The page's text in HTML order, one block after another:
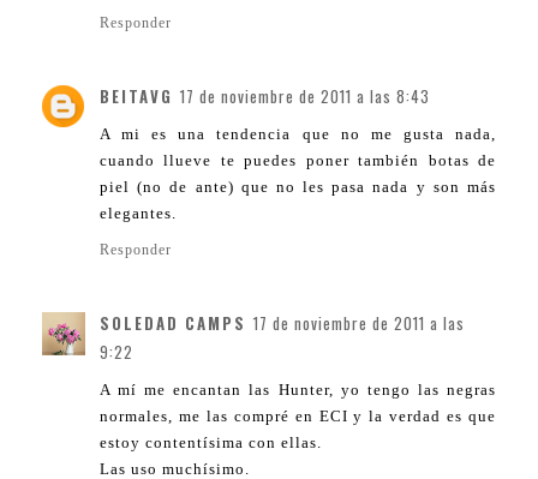
Responder
BEITAVG 17 de noviembre de 2011 a las 8:43
A mi es una tendencia que no me gusta nada,
cuando llueve te puedes poner también botas de
piel (no de ante) que no les pasa nada y son más
elegantes.
Responder
SOLEDAD CAMPS 17 de noviembre de 2011 a las
9:22
A mí me encantan las Hunter, yo tengo las negras
normales, me las compré en ECI y la verdad es que
estoy contentísima con ellas.
Las uso muchísimo.